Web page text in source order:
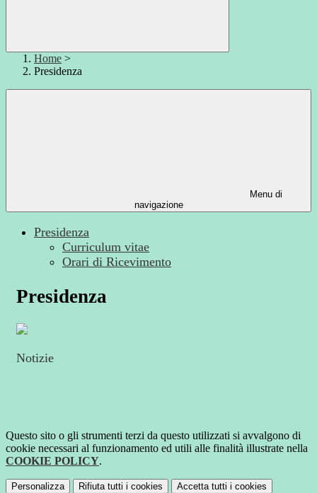
Home >
Presidenza
Menu di
navigazione
Presidenza
Curriculum vitae
Orari di Ricevimento
Presidenza
Notizie
Questo sito o gli strumenti terzi da questo utilizzati si avvalgono di
cookie necessari al funzionamento ed utili alle finalità illustrate nella
COOKIE POLICY.
Personalizza Rifiuta tutti i cookies Accetta tutti i cookies